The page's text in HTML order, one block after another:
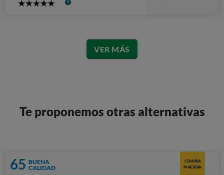
5
VER MÁS
Te proponemos otras alternativas
65 BUENA
CALIDAD
COMPRA
MAESTRA